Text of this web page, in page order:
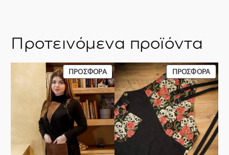
Προτεινόμενα προϊόντα
ΠΡΟΣΦΟΡΆΠΡΟΪΌΝ
ΣΕ
ΠΡΟΣΦΟΡΆ
ΠΡΟΣΦΟΡΆ
ΣΕ